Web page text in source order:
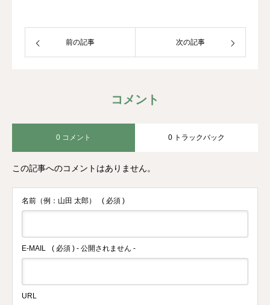
前の記事 次の記事
コメント
0 コメント 0 トラックバック
この記事へのコメントはありません。
名前（例：山田 太郎） ( 必須 )
E-MAIL ( 必須 ) - 公開されません -
URL